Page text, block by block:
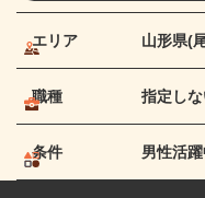
エリア 山形県(
職種 指定し
条件 男性活躍